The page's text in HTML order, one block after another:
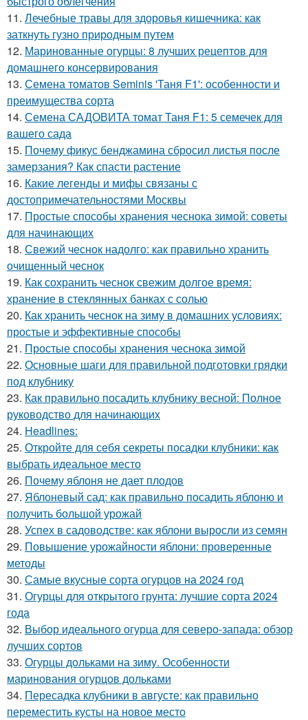
11. Лечебные травы для здоровья кишечника: как
заткнуть гузно природным путем
12. Маринованные огурцы: 8 лучших рецептов для
домашнего консервирования
13. Семена томатов Seminis 'Таня F1': особенности и
преимущества сорта
14. Семена САДОВИТА томат Таня F1: 5 семечек для
вашего сада
15. Почему фикус бенджамина сбросил листья после
замерзания? Как спасти растение
16. Какие легенды и мифы связаны с
достопримечательностями Москвы
17. Простые способы хранения чеснока зимой: советы
для начинающих
18. Свежий чеснок надолго: как правильно хранить
очищенный чеснок
19. Как сохранить чеснок свежим долгое время:
хранение в стеклянных банках с солью
20. Как хранить чеснок на зиму в домашних условиях:
простые и эффективные способы
21. Простые способы хранения чеснока зимой
22. Основные шаги для правильной подготовки грядки
под клубнику
23. Как правильно посадить клубнику весной: Полное
руководство для начинающих
24. Headlines:
25. Откройте для себя секреты посадки клубники: как
выбрать идеальное место
26. Почему яблоня не дает плодов
27. Яблоневый сад: как правильно посадить яблоню и
получить большой урожай
28. Успех в садоводстве: как яблони выросли из семян
29. Повышение урожайности яблони: проверенные
методы
30. Самые вкусные сорта огурцов на 2024 год
31. Огурцы для открытого грунта: лучшие сорта 2024
года
32. Выбор идеального огурца для северо-запада: обзор
лучших сортов
33. Огурцы дольками на зиму. Особенности
маринования огурцов дольками
34. Пересадка клубники в августе: как правильно
переместить кусты на новое место